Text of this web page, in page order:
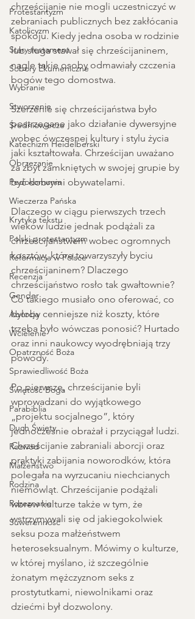
Protestantyzm
Katolicyzm
Stary testament
Sobory Ekumeniczne
Wybranie
Stworzenie
Średniowiecze
Katechizm Heidelberski
Obrzezanie
Pedokomunia
Wieczerza Pańska
Krytyka tekstu
Polski protestantyzm
Reformacja w Polsce
Recenzja
Gender
Aborcja
Wcielenie
Opatrzność Boża
Sprawiedliwość Boża
Świętość Boga
Parabiblia
Duch Święty
Rozwód
Małżeństwo
Rodzina
Rozeznanie
Suwerenność
chrześcijanie nie mogli uczestniczyć w
zebraniach publicznych bez zakłócania
spokoju. Kiedy jedna osoba w rodzinie
lub sługa stawał się chrześcijaninem,
nagle takie osoby odmawiały czczenia
bogów tego domostwa.
Szerzenie się chrześcijaństwa było
postrzegane jako działanie dywersyjne
wobec ówczesnej kultury i stylu życia
jaki kształtowała. Chrześcijan uważano
za zbyt zamkniętych w swojej grupie by
być dobrymi obywatelami.
Dlaczego w ciągu pierwszych trzech
wieków ludzie jednak podążali za
chrześcijaństwem wobec ogromnych
kosztów, które towarzyszyły byciu
chrześcijaninem? Dlaczego
chrześcijaństwo rosło tak gwałtownie?
Co takiego musiało ono oferować, co
byłoby cenniejsze niż koszty, które
trzeba było wówczas ponosić? Hurtado
oraz inni naukowcy wyodrębniają trzy
powody.
Po pierwsze, chrześcijanie byli
wprowadzani do wyjątkowego
„projektu socjalnego”, który
jednocześnie obrażał i przyciągał ludzi.
Chrześcijanie zabraniali aborcji oraz
praktyki zabijania noworodków, która
polegała na wyrzucaniu niechcianych
niemowląt. Chrześcijanie podążali
wbrew kulturze także w tym, że
wstrzymywali się od jakiegokolwiek
seksu poza małżeństwem
heteroseksualnym. Mówimy o kulturze,
w której myślano, iż szczególnie
żonatym mężczyznom seks z
prostytutkami, niewolnikami oraz
dziećmi był dozwolony.